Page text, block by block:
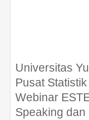
Universitas
Pusat
Webinar
Speaking